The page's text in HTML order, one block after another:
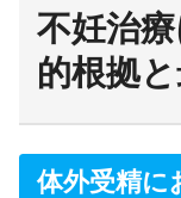
不妊治
的根拠
体外受精に